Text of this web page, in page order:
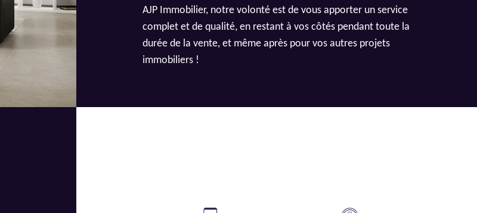
AJP Immobilier, notre volonté est de vous apporter un service
complet et de qualité, en restant à vos côtés pendant toute la
durée de la vente, et même après pour vos autres projets
immobiliers !